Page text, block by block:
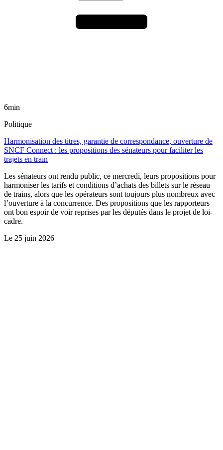
6min
Politique
Harmonisation des titres, garantie de correspondance, ouverture de
SNCF Connect : les propositions des sénateurs pour faciliter les
trajets en train
Les sénateurs ont rendu public, ce mercredi, leurs propositions pour
harmoniser les tarifs et conditions d’achats des billets sur le réseau
de trains, alors que les opérateurs sont toujours plus nombreux avec
l’ouverture à la concurrence. Des propositions que les rapporteurs
ont bon espoir de voir reprises par les députés dans le projet de loi-
cadre.
Le 25 juin 2026